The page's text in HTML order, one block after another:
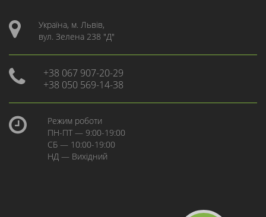
Україна, м. Львів,
вул. Зелена 238 "Д"
+38 067 907-20-29
+38 050 569-14-38
Режим роботи
ПН-ПТ — 9:00-19:00
СБ — 10:00-19:00
НД — Вихідний